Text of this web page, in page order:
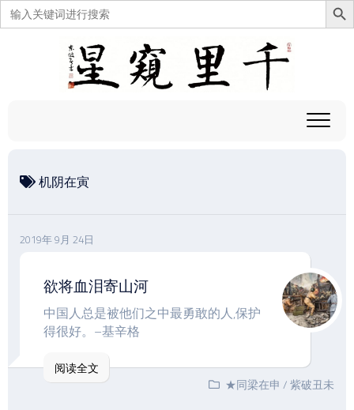
搜
索：
机阴在寅
2019年 9月 24日
欲将血泪寄山河
中国人总是被他们之中最勇敢的人,保护
得很好。–基辛格
阅读全文
★同梁在申 /紫破丑未